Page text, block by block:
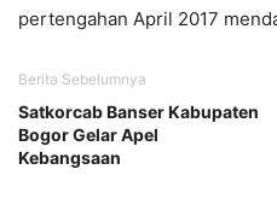
pertengahan April 2017
Berita Sebelumnya
Satkorcab Banser Kabupaten
Bogor Gelar Apel
Kebangsaan